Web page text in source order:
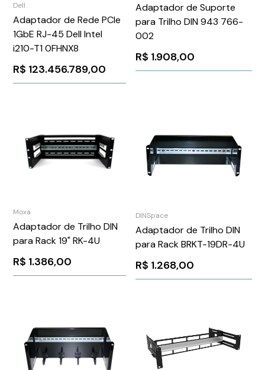
Dell
Adaptador de Rede PCIe
1GbE RJ-45 Dell Intel
i210-T1 0FHNX8
R$ 123.456.789,00
Adaptador de Suporte
para Trilho DIN 943 766-
002
R$ 1.908,00
Moxa
Adaptador de Trilho DIN
para Rack 19" RK-4U
R$ 1.386,00
DINSpace
Adaptador de Trilho DIN
para Rack BRKT-19DR-4U
R$ 1.268,00